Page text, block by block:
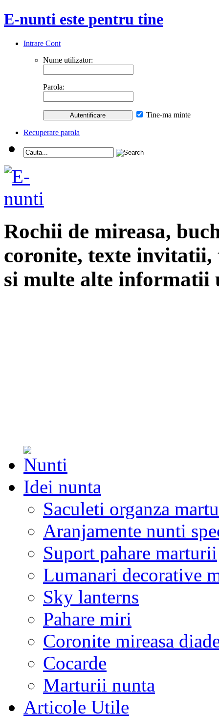
E-nunti este pentru tine
Intrare Cont
Nume utilizator:
Parola:
Tine-ma minte
Recuperare parola
Rochii de mireasa,
coronite, texte
si multe alte informatii
Idei nunta
Saculeti organza
Aranjamente nunti
Suport pahare marturii
Lumanari decorative
Sky lanterns
Pahare miri
Coronite mireasa
Cocarde
Marturii nunta
Articole Utile